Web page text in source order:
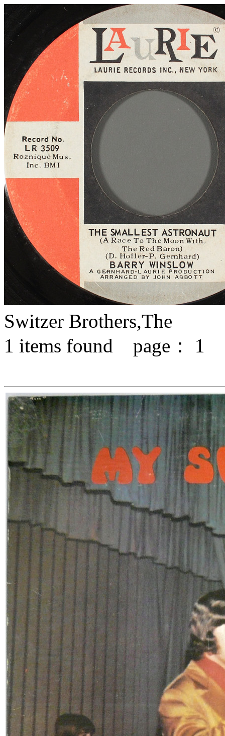
Switzer Brothers,The
1 items found page： 1